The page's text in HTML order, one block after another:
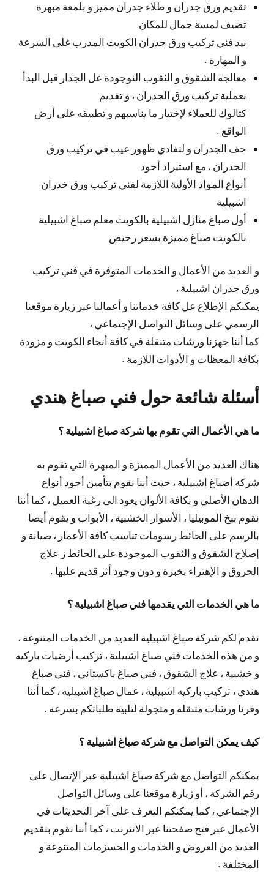
تقديم ورق جدران و طلاء جدران مميز و بلمعة مبهرة
تضيف لمسة جمال للمكان
بيد فني تركيب ورق جدران الكويت المدرب غلى السرعة
و المهارة .
معالجة الشقوق و الثقوب النوجودة عل الجدار قبل البدأ
بعملية تركيب ورق الجدران ، و تقديم
كتالوك للعملاء لإختيار ما يناسبهم و تطبيقه على أرض
الواقع .
حف الجدران و لتفادي ظهور عيب في تركيب ورق
الجدران ، مع استيراد أجود
أنواع المواد الأولية اللازمة لفني تركيب ورق خدران
اشبيلية
أول صباغ منازل اشبيلية بالكويت معلم صباغ اشبيلية
بالكويت صباغ مميزة بسعر رخيص
و العديد من الأعمال و الخدمات المتوفرة في فني تركيب
ورق جدران اشبيلية ،
يمكنكم الإطلاع عل كافة خدماتنا و أعمالنا عبر زيارة موقعنا
الرسمي على وسائل التواصل الإجتماعي ،
كما أننا جهزنا ورشات متنقلة في كافة أنحاء الكويت و مزودة
بكافة المعظات و الأدوات اللازمة .
أسئلة شائعة حول فني صباغ هندي
ما هي الأعمال التي تقوم بها شركة صباغ اشبيلية ؟
هناك العديد من الأعمال المميزة و المبهرة التي تقوم به
شركة أضباغ اشبيلية ، حيث أننا نقوم بتأمين أجود أنواع
الدهان الأصلي و بكافة الألوان يعود الى رغبة العميل ، كما أننا
نقوم ببخ الموبيليا ، الأسوار الخشبية ، الأبواب و يقوم أيضا
بالرسم على الحائط رسومات تناسب كافة الأعمار ، صيانة و
إصلاح الشقوق و الثقوب الموجودة على الحائط ز علاج
الحروق و الإهتراء بخبرة و دون وجود أثر قديم عليها .
ما هي الخدمات التي يقدمها فني صباغ اشبيلية ؟
تقدم لكم شركة صباغ اشبيلية العديد من الخدمات المتنوعة ،
و من هذه الخدمات فني صباغ اشبيلية ، تركيب أرضيات باركيه
و خشبية ، علاج الشقوق ، فني صباغ باكستاني ، فني صباغ
هندي ، تركيب باركيه اشبيلية ، عمال صباغ اشبيلية ، كما أننا
وفرنا ورشات متنقلة و متجولة لتلبية طلباتكم بسرعة .
كيف يمكن التواصل مع شركة صباغ اشبيلية ؟
يمكنكم التواصل مع شركة صباغ اشبيلية عبر الإتصال على
رقم الشركة ، أو زيارة موقعنا على وسائل التواصل
الإجتماعي ، كما يمكنكم التعرف على آخر التحديثات في
الأعمال عبر فتح صفحتنا عبر الانترنت ، كما أننا نقوم بتقديم
العديد من العروض و الخدمات و الحسزمات المتنوعة و
المختلفة .